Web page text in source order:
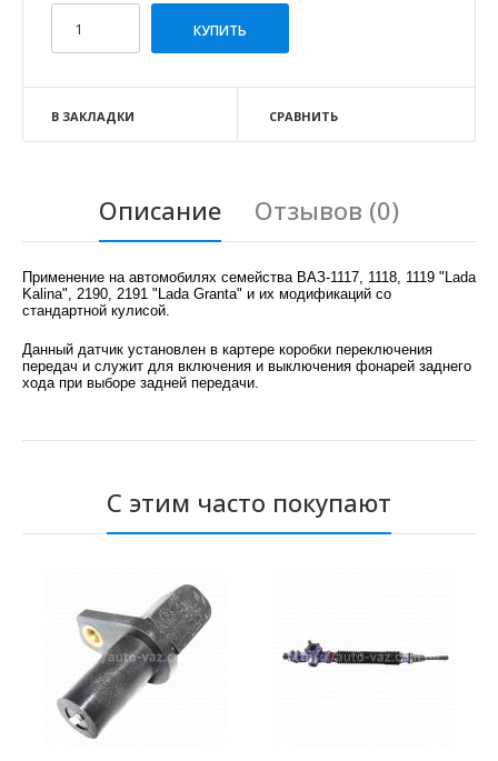
В ЗАКЛАДКИ СРАВНИТЬ
Описание Отзывов (0)
Применение на автомобилях семейства ВАЗ-1117, 1118, 1119 "Lada
Kalina", 2190, 2191 "Lada Granta" и их модификаций со
стандартной кулисой.
Данный датчик установлен в картере коробки переключения
передач и служит для включения и выключения фонарей заднего
хода при выборе задней передачи.
С этим часто покупают